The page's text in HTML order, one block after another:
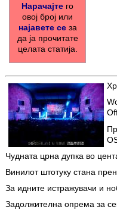
Нарачајте го
овој број или
најавете сеза
да ја прочитате
целата статија.
Чудната црна дупка во
Винилот штотуку стана
За идните истражувачи и
Задолжителна опрема за